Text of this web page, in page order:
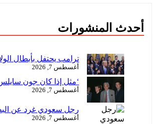
أحدث المنشورات
ترامب يحتفل بأبطال
أغسطس 7, 2026
‘مثل إذا كان جون
أغسطس 7, 2026
رجل سعودي غرد عن البطالة
أغسطس 7, 2026